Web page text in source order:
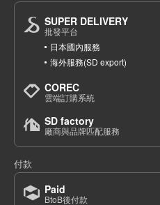
SUPER DELIVERY
批發平台
日本國內服務
海外服務(SD export)
COREC
雲端訂購系統
SD factory
廠商與品牌匹配服務
付款
Paid
BtoB後付款